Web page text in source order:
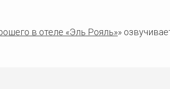
в отеле «Эль Рояль»»